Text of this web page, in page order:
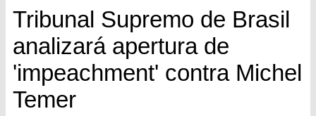
Tribunal Supremo de Brasil
analizará apertura de
'impeachment' contra Michel
Temer